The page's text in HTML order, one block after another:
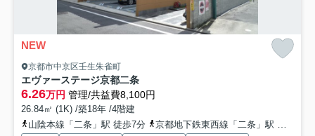
NEW
京都市中京区壬生朱雀町
エヴァーステージ京都二条
6.26万円 管理/共益費8,100円
26.84㎡ (1K) /築18年 /4階建
山陰本線「二条」駅 徒歩7分
京都地下鉄東西線「二条」駅 徒歩9分